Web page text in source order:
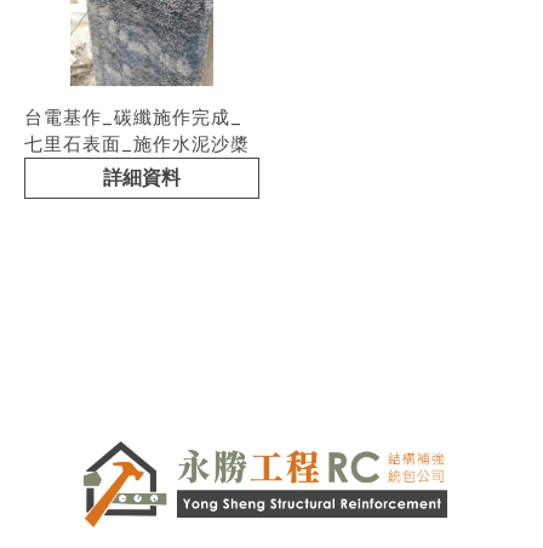
台電基作_碳纖施作完成_
七里石表面_施作水泥沙槳
詳細資料